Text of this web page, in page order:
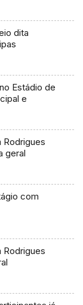
dita
Estádio de
e
Rodrigues
geral
com
Rodrigues